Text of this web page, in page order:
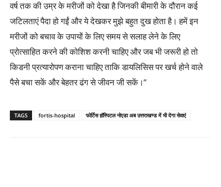
वर्ष तक की उम्र के मरीजों को देखा है जिनकी बीमारी के दौरान कई
जटिलताएं पैदा हो गईं और ये देखकर मुझे बहुत दुख होता है। हमें इन
मरीजों को बचाव के उपायों के लिए समय से सलाह लेने के लिए
प्रोत्साहित करने की कोशिश करनी चाहिए और जब भी जरूरी हो तो
किडनी प्रत्यारोपण कराना चाहिए ताकि डायलिसिस पर खर्च होने वाले
पैसे बचा सकें और बेहतर ढंग से जीवन जी सकें।’’
TAGS fortis-hospital फोर्टिस हॉस्पिटल नोएडा अब उत्तराखण्ड में भी देगा सेवाएं